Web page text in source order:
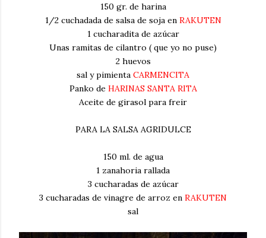
150 gr. de harina
1/2 cuchadada de salsa de soja en RAKUTEN
1 cucharadita de azúcar
Unas ramitas de cilantro ( que yo no puse)
2 huevos
sal y pimienta CARMENCITA
Panko de HARINAS SANTA RITA
Aceite de girasol para freir
PARA LA SALSA AGRIDULCE
150 ml. de agua
1 zanahoria rallada
3 cucharadas de azúcar
3 cucharadas de vinagre de arroz en RAKUTEN
sal